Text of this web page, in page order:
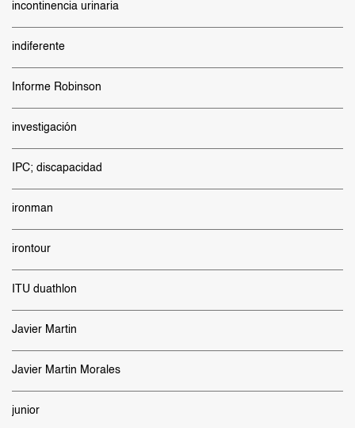
incontinencia urinaria
indiferente
Informe Robinson
investigación
IPC; discapacidad
ironman
irontour
ITU duathlon
Javier Martin
Javier Martin Morales
junior